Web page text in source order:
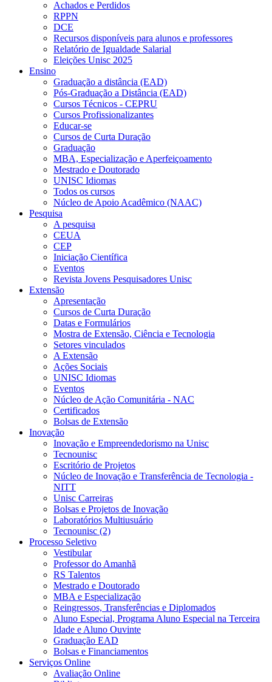
Achados e Perdidos
RPPN
DCE
Recursos disponíveis para alunos e professores
Relatório de Igualdade Salarial
Eleições Unisc 2025
Ensino
Graduação a distância (EAD)
Pós-Graduação a Distância (EAD)
Cursos Técnicos - CEPRU
Cursos Profissionalizantes
Educar-se
Cursos de Curta Duração
Graduação
MBA, Especialização e Aperfeiçoamento
Mestrado e Doutorado
UNISC Idiomas
Todos os cursos
Núcleo de Apoio Acadêmico (NAAC)
Pesquisa
A pesquisa
CEUA
CEP
Iniciação Científica
Eventos
Revista Jovens Pesquisadores Unisc
Extensão
Apresentação
Cursos de Curta Duração
Datas e Formulários
Mostra de Extensão, Ciência e Tecnologia
Setores vinculados
A Extensão
Ações Sociais
UNISC Idiomas
Eventos
Núcleo de Ação Comunitária - NAC
Certificados
Bolsas de Extensão
Inovação
Inovação e Empreendedorismo na Unisc
Tecnounisc
Escritório de Projetos
Núcleo de Inovação e Transferência de Tecnologia -
NITT
Unisc Carreiras
Bolsas e Projetos de Inovação
Laboratórios Multiusuário
Tecnounisc (2)
Processo Seletivo
Vestibular
Professor do Amanhã
RS Talentos
Mestrado e Doutorado
MBA e Especialização
Reingressos, Transferências e Diplomados
Aluno Especial, Programa Aluno Especial na Terceira
Idade e Aluno Ouvinte
Graduação EAD
Bolsas e Financiamentos
Serviços Online
Avaliação Online